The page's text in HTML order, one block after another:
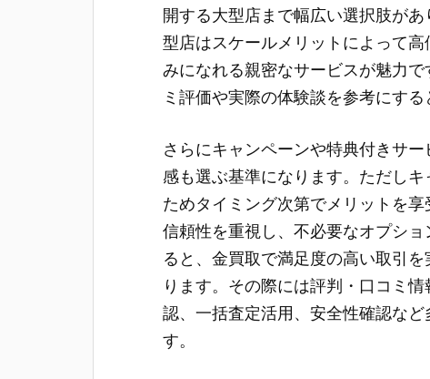
開する大型店まで幅広い選択肢が
型店はスケールメリットによって
みになれる親密なサービスが魅力
ミ評価や実際の体験談を参考にする
さらにキャンペーンや特典付きサ
感も選ぶ基準になります。ただし
ためタイミング次第でメリットを
信頼性を重視し、不必要なオプシ
ると、金買取で満足度の高い取引
ります。その際には評判・口コミ
認、一括査定活用、安全性確認な
す。